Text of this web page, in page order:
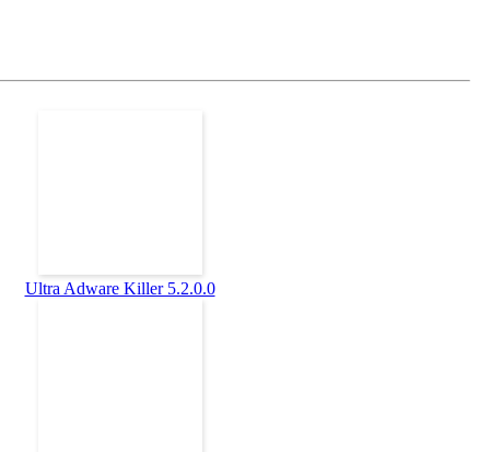
Ultra Adware Killer 5.2.0.0